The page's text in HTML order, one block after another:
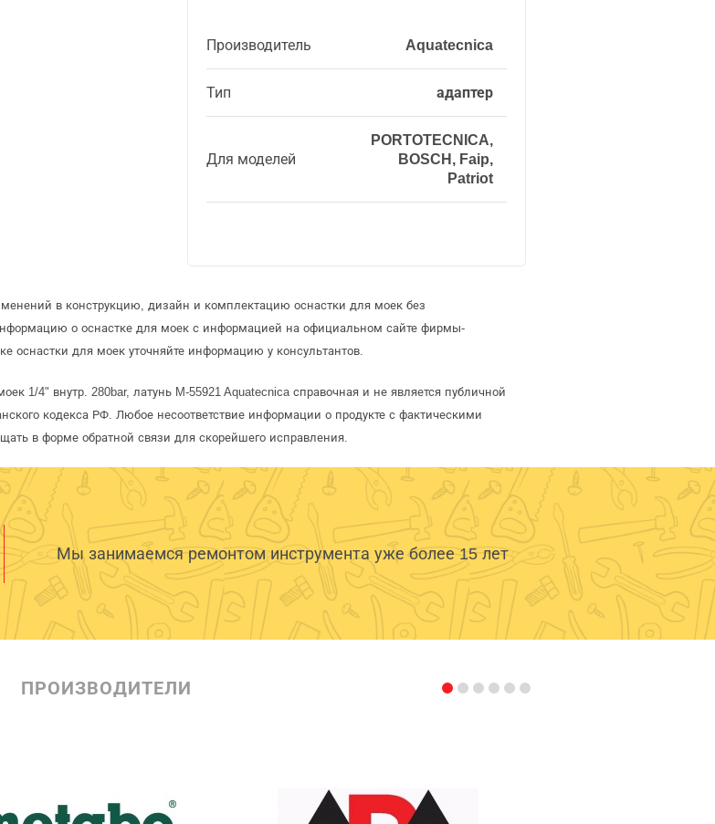
Производитель Aquatecnica
Тип адаптер
Для моделей
PORTOTECNICA,
BOSCH, Faip,
Patriot
в конструкцию, дизайн и комплектацию оснастки для моек без
о оснастке для моек с информацией на официальном сайте фирмы-
оснастки для моек уточняйте информацию у консультантов.
1/4" внутр. 280bar, латунь M-55921 Aquatecnica справочная и не является публичной
кодекса РФ. Любое несоответствие информации о продукте с фактическими
в форме обратной связи для скорейшего исправления.
Мы занимаемся ремонтом инструмента уже более 15 лет
ПРОИЗВОДИТЕЛИ